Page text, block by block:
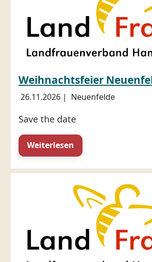
Weihnachtsfeier
26.11.2026 | Neuenfelde
Save the date
Weiterlesen